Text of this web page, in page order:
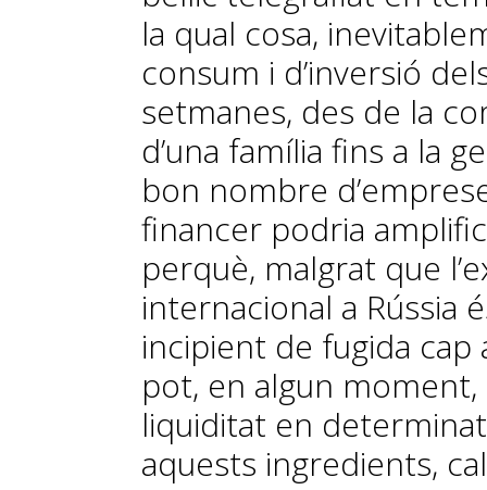
la qual cosa,
consum i d’inversió
setmanes, des de la
d’una família fins a la
bon nombre
financer podria
perquè, malgrat que
internacional a Rússia
incipient de fugida
pot, en algun
liquiditat en
aquests ingredients,